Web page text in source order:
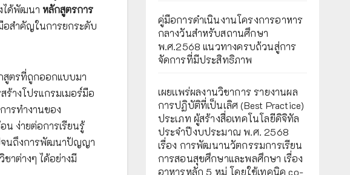
ได้พัฒนา หลักสูตรการ
อสำคัญในการยกระดับ
สูตรที่ถูกออกแบบมา
ร้างโปรแกรมเมอร์มือ
ารทำงานของ
น ง่ายต่อการเรียนรู้
ปจนถึงการพัฒนาปัญญา
าต่างๆ ได้อย่างมี
คู่มือการดำเนินงานโครงการอาหาร
กลางวันสำหรับสถานศึกษา
พ.ศ.2568 แนวทางครบถ้วนสู่การ
จัดการที่มีประสิทธิภาพ
เผยเเพร่ผลงานวิชาการ รายงานผล
การปฏิบัติที่เป็นเลิศ (Best Practice)
ประเภท ผู้สร้างสื่อเทคโนโลยีดิจิทัล
ประจำปีงบประมาณ พ.ศ. 2568
เรื่อง การพัฒนานวัตกรรมการเรียน
การสอนสุขศึกษาและพลศึกษา เรื่อง
อาหารหลัก 5 หมู่ โดยใช้เทคนิค co-